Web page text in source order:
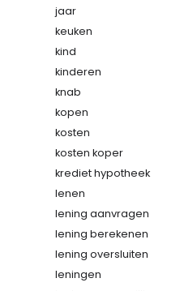
jaar
keuken
kind
kinderen
knab
kopen
kosten
kosten koper
krediet hypotheek
lenen
lening aanvragen
lening berekenen
lening oversluiten
leningen